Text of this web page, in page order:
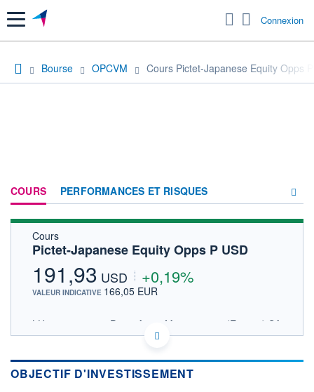
Menu Connexion
Bourse OPCVM Cours Pictet-Japanese Equity Opps
COURS PERFORMANCES ET RISQUES
FORUM
Cours
Pictet-Japanese Equity Opps P USD
191,93 USD +0,19%
VALEUR INDICATIVE 166,05 EUR
LU1646849387 - Pictet Asset Management (Europe) SA
OPCVM DERNIER COURS CONNU AU 06/08/2026
OBJECTIF D'INVESTISSEMENT